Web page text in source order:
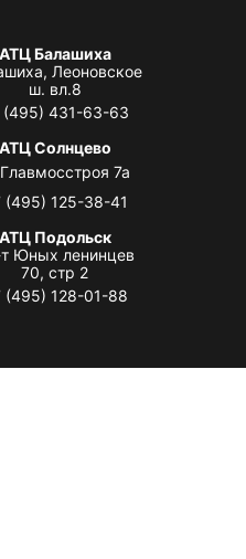
АТЦ Балашиха
Леоновское
ш. вл.8
(495) 431-63-63
АТЦ Солнцево
7а
(495) 125-38-41
АТЦ Подольск
Юных ленинцев
70, стр 2
(495) 128-01-88